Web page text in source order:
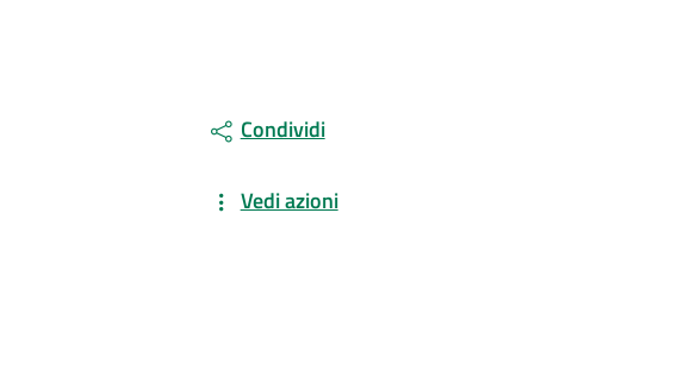
Condividi
Vedi azioni